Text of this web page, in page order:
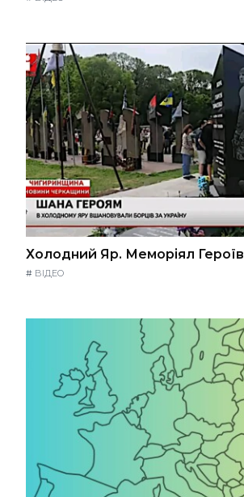
Холодний Яр. Меморіял Героїв
# ВІДЕО